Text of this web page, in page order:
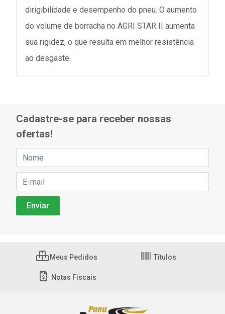
dirigibilidade e desempenho do pneu. O aumento
do volume de borracha no AGRI STAR II aumenta
sua rigidez, o que resulta em melhor resistência
ao desgaste.
Cadastre-se para receber nossas
ofertas!
Meus Pedidos Títulos
Notas Fiscais